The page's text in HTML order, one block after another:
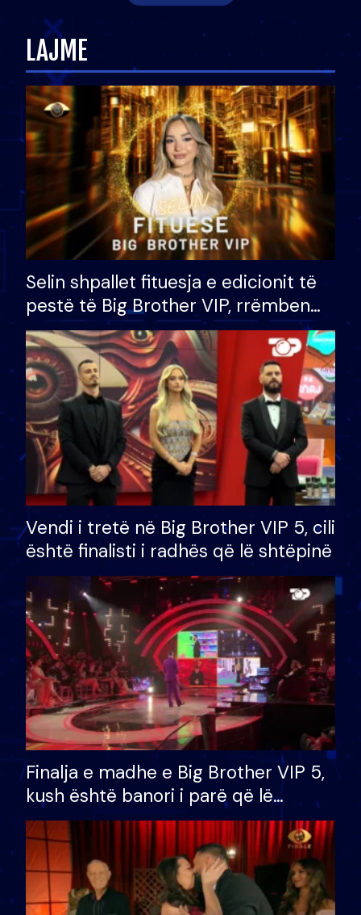
LAJME
Selin shpallet fituesja e edicionit të
pestë të Big Brother VIP, rrëmben
çmimin e madh prej 100 mijë eurosh
Vendi i tretë në Big Brother VIP 5, cili
është finalisti i radhës që lë shtëpinë
Finalja e madhe e Big Brother VIP 5,
kush është banori i parë që lë
shtëpinë dhe humb mundësinë për
të fituar çmimin e madh